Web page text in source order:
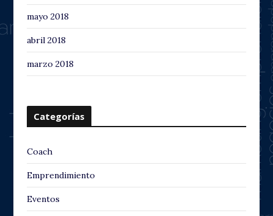
mayo 2018
abril 2018
marzo 2018
Categorías
Coach
Emprendimiento
Eventos